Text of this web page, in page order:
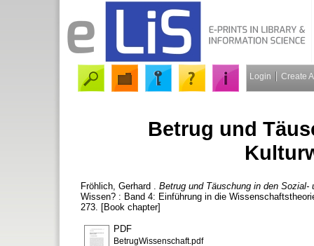
Login Create
Betrug und
Fröhlich, Gerhard
Betrug und Täuschung in den Sozial-
Wissen? : Band 4: Einführung in die
273. [Book chapter]
PDF
BetrugWissenschaft.pdf